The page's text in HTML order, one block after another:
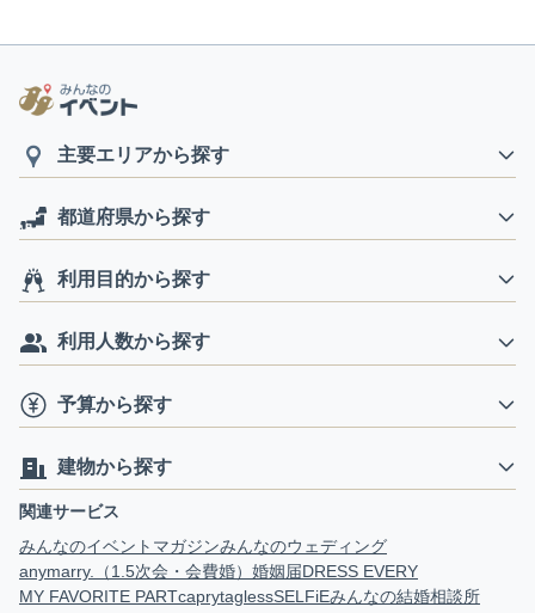
主要エリアから探す
都道府県から探す
利用目的から探す
利用人数から探す
予算から探す
建物から探す
関連サービス
みんなのイベントマガジンみんなのウェディング
anymarry.（1.5次会・会費婚） 婚姻届DRESS EVERY
MY FAVORITE PARTcaprytaglessSELFiEみんなの結婚相談所